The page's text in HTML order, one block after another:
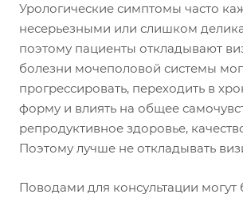
Урологические симптомы часто
несерьезными или слишком
поэтому пациенты откладывают
болезни мочеполовой системы
прогрессировать, переходить в
форму и влиять на общее
репродуктивное здоровье,
Поэтому лучше не откладывать
Поводами для консультации могут